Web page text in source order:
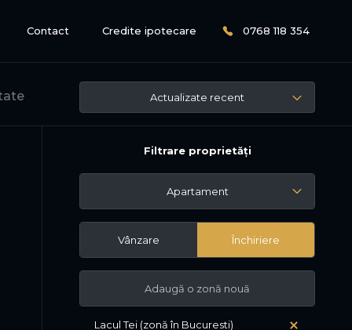
Contact Credite ipotecare 0768 118 354
Actualizate recent
Filtrare proprietăți
Apartament
Vânzare Închiriere
Lacul Tei (zonă în Bucuresti)